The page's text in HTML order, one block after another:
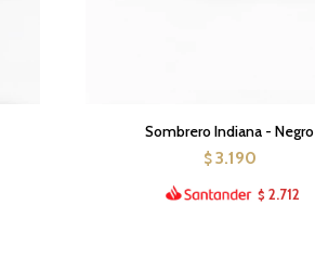
Sombrero Indiana - Negro
$ 3.190
$ 2.712